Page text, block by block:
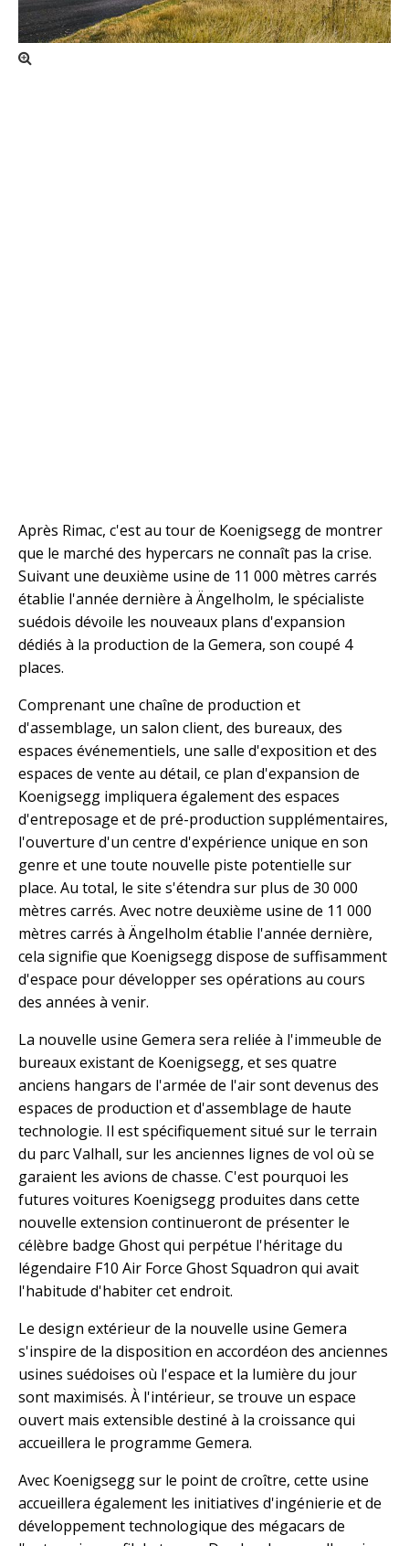
Après Rimac, c'est au tour de Koenigsegg de montrer
que le marché des hypercars ne connaît pas la crise.
Suivant une deuxième usine de 11 000 mètres carrés
établie l'année dernière à Ängelholm, le spécialiste
suédois dévoile les nouveaux plans d'expansion
dédiés à la production de la Gemera, son coupé 4
places.
Comprenant une chaîne de production et
d'assemblage, un salon client, des bureaux, des
espaces événementiels, une salle d'exposition et des
espaces de vente au détail, ce plan d'expansion de
Koenigsegg impliquera également des espaces
d'entreposage et de pré-production supplémentaires,
l'ouverture d'un centre d'expérience unique en son
genre et une toute nouvelle piste potentielle sur
place. Au total, le site s'étendra sur plus de 30 000
mètres carrés. Avec notre deuxième usine de 11 000
mètres carrés à Ängelholm établie l'année dernière,
cela signifie que Koenigsegg dispose de suffisamment
d'espace pour développer ses opérations au cours
des années à venir.
La nouvelle usine Gemera sera reliée à l'immeuble de
bureaux existant de Koenigsegg, et ses quatre
anciens hangars de l'armée de l'air sont devenus des
espaces de production et d'assemblage de haute
technologie. Il est spécifiquement situé sur le terrain
du parc Valhall, sur les anciennes lignes de vol où se
garaient les avions de chasse. C'est pourquoi les
futures voitures Koenigsegg produites dans cette
nouvelle extension continueront de présenter le
célèbre badge Ghost qui perpétue l'héritage du
légendaire F10 Air Force Ghost Squadron qui avait
l'habitude d'habiter cet endroit.
Le design extérieur de la nouvelle usine Gemera
s'inspire de la disposition en accordéon des anciennes
usines suédoises où l'espace et la lumière du jour
sont maximisés. À l'intérieur, se trouve un espace
ouvert mais extensible destiné à la croissance qui
accueillera le programme Gemera.
Avec Koenigsegg sur le point de croître, cette usine
accueillera également les initiatives d'ingénierie et de
développement technologique des mégacars de